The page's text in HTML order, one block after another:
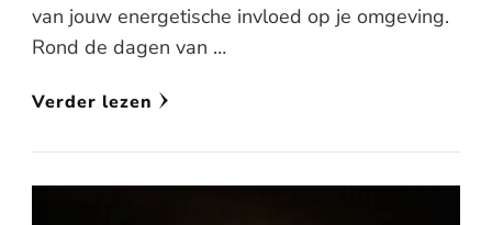
van jouw energetische invloed op je omgeving.
Rond de dagen van …
Verder lezen